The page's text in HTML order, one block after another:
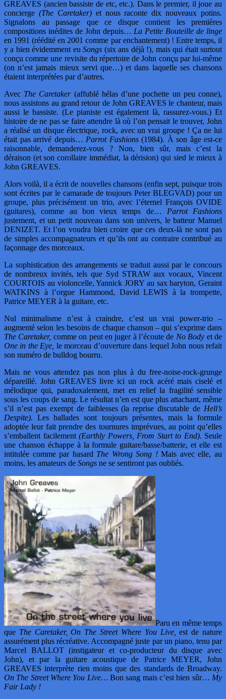
GREAVES (ancien bassiste de etc, etc.). Dans le premier, il joue au
concierge (The Caretaker)et nous raconte dix nouveaux potins.
Signalons au passage que ce disque contient les premières
compositions inédites de John depuis… La Petite Bouteille de linge
en 1991 (réédité en 2001 comme par enchantement) ! Entre temps, il
y a bien évidemment euSongs (six ans déjà !), mais qui était surtout
conçu comme une revisite du répertoire de John conçu par lui-même
(on n’est jamais mieux servi que…) et dans laquelle ses chansons
étaient interprétées par d’autres.
Avec The Caretaker(affublé hélas d’une pochette un peu conne),
nous assistons au grand retour de John GREAVES le chanteur, mais
aussi le bassiste. (Le pianiste est également là, rassurez-vous.) Et
histoire de ne pas se faire attendre là où l’on pensait le trouver, John
a réalisé un disque électrique, rock, avec un vrai groupe ! Ça ne lui
était pas arrivé depuis… Parrot Fashions(1984). À son âge est-ce
raisonnable, demanderez-vous ? Non, bien sûr, mais c’est la
déraison (et son corollaire immédiat, la dérision) qui sied le mieux à
John GREAVES.
Alors voilà, il a écrit de nouvelles chansons (enfin sept, puisque trois
sont écrites par le camarade de toujours Peter BLEGVAD) pour un
groupe, plus précisément un trio, avec l’éternel François OVIDE
(guitares), comme au bon vieux temps de… Parrot Fashions
justement, et un petit nouveau dans son univers, le batteur Manuel
DENIZET. Et l’on voudra bien croire que ces deux-là ne sont pas
de simples accompagnateurs et qu’ils ont au contraire contribué au
façonnage des morceaux.
La sophistication des arrangements se traduit aussi par le concours
de nombreux invités, tels que Syd STRAW aux vocaux, Vincent
COURTOIS au violoncelle, Yannick JORY au sax baryton, Geraint
WATKINS à l’orgue Hammond, David LEWIS à la trompette,
Patrice MEYER à la guitare, etc.
Nul minimalisme n’est à craindre, c’est un vrai power-trio –
augmenté selon les besoins de chaque chanson – qui s’exprime dans
The Caretaker, comme on peut en juger à l’écoute de No Body et de
One in the Eye, le morceau d’ouverture dans lequel John nous refait
son numéro de bulldog bourru.
Mais ne vous attendez pas non plus à du free-noise-rock-grunge
dépareillé. John GREAVES livre ici un rock acéré mais ciselé et
mélodique qui, paradoxalement, met en relief la fragilité sensible
sous les coups de sang. Le résultat n’en est que plus attachant, même
s’il n’est pas exempt de faiblesses (la reprise discutable de Hell’s
Despite). Les ballades sont toujours présentes, mais la formule
adoptée leur fait prendre des tournures imprévues, au point qu’elles
s’emballent facilement (Earthly Powers, From Start to End). Seule
une chanson échappe à la formule guitare/basse/batterie, et elle est
intitulée comme par hasard The Wrong Song !Mais avec elle, au
moins, les amateurs de Songs ne se sentiront pas oubliés.
Paru en même temps
que The Caretaker, On The Street Where You Live, est de nature
assurément plus récréative. Accompagné juste par un piano, tenu par
Marcel BALLOT (instigateur et co-producteur du disque avec
John), et par la guitare acoustique de Patrice MEYER, John
GREAVES interprète rien moins que des standards de Broadway.
On The Street Where You Live… Bon sang mais c’est bien sûr… My
Fair Lady !